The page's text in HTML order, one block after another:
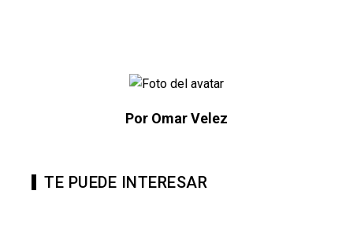
Por Omar Velez
TE PUEDE INTERESAR